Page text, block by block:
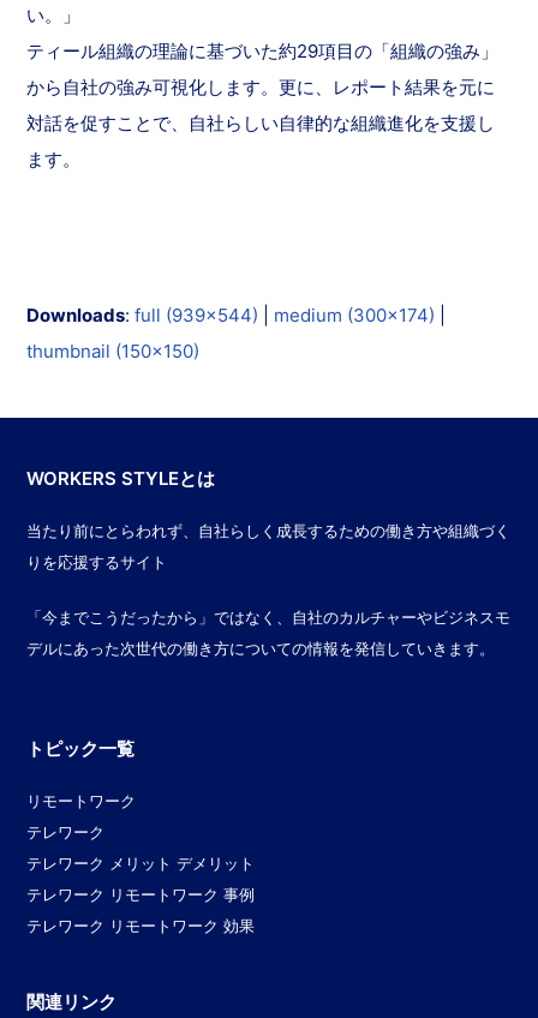
い。」
ティール組織の理論に基づいた約29項目の「組織の強み」
から自社の強み可視化します。更に、レポート結果を元に
対話を促すことで、自社らしい自律的な組織進化を支援し
ます。
Downloads:full (939x544) medium (300x174)
thumbnail (150x150)
WORKERS STYLEとは
当たり前にとらわれず、自社らしく成長するための働き方や組織づく
りを応援するサイト
「今までこうだったから」ではなく、自社のカルチャーやビジネスモ
デルにあった次世代の働き方についての情報を発信していきます。
トピック一覧
リモートワーク
テレワーク
テレワーク メリット デメリット
テレワーク リモートワーク 事例
テレワーク リモートワーク 効果
関連リンク